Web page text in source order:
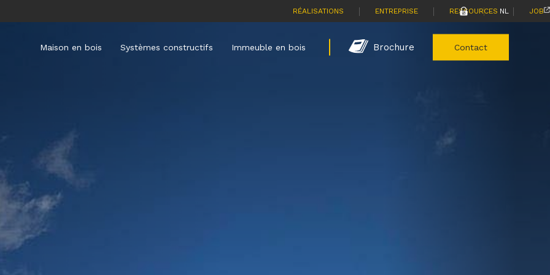
RÉALISATIONS | ENTREPRISE | RESSOURCES | JOB
| NL
Maison en bois Systèmes constructifs Immeuble en bois Brochure Contact